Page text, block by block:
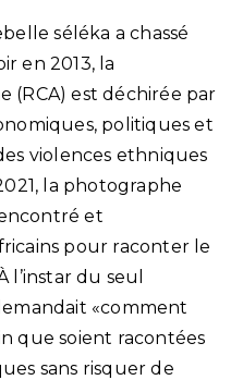
séléka a chassé
en 2013, la
(RCA) est déchirée par
politiques et
violences ethniques
la photographe
et
pour raconter le
l’instar du seul
«comment
que soient racontées
sans risquer de